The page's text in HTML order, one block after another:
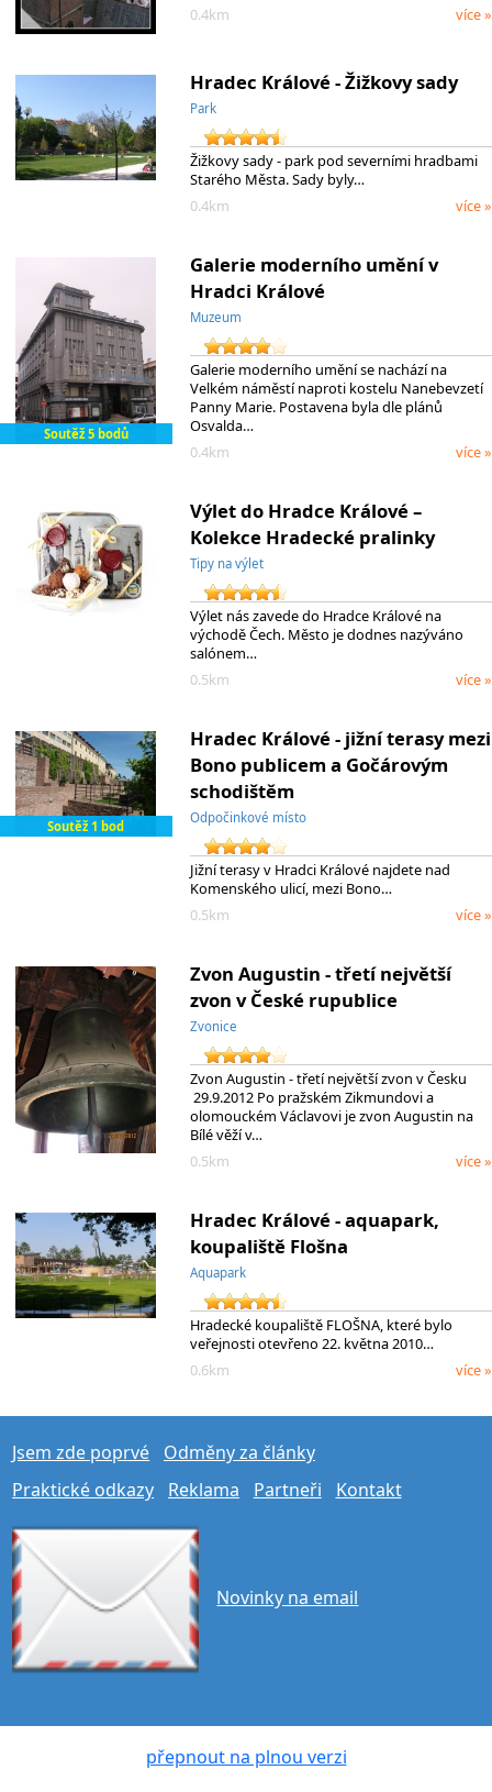
0.4km
více »
Hradec Králové - Žižkovy sady
Park
Žižkovy sady - park pod severními hradbami
Starého Města. Sady byly…
0.4km
více »
Soutěž 5 bodů
Galerie moderního umění v
Hradci Králové
Muzeum
Galerie moderního umění se nachází na
Velkém náměstí naproti kostelu Nanebevzetí
Panny Marie. Postavena byla dle plánů
Osvalda…
0.4km
více »
Výlet do Hradce Králové –
Kolekce Hradecké pralinky
Tipy na výlet
Výlet nás zavede do Hradce Králové na
východě Čech. Město je dodnes nazýváno
salónem…
0.5km
více »
Soutěž 1 bod
Hradec Králové - jižní terasy mezi
Bono publicem a Gočárovým
schodištěm
Odpočinkové místo
Jižní terasy v Hradci Králové najdete nad
Komenského ulicí, mezi Bono…
0.5km
více »
Zvon Augustin - třetí největší
zvon v České rupublice
Zvonice
Zvon Augustin - třetí největší zvon v Česku
29.9.2012 Po pražském Zikmundovi a
olomouckém Václavovi je zvon Augustin na
Bílé věží v…
0.5km
více »
Hradec Králové - aquapark,
koupaliště Flošna
Aquapark
Hradecké koupaliště FLOŠNA, které bylo
veřejnosti otevřeno 22. května 2010…
0.6km
více »
Jsem zde poprvé
Odměny za články
Praktické odkazy
Reklama Partneři Kontakt
Novinky na email
přepnout na plnou verzi